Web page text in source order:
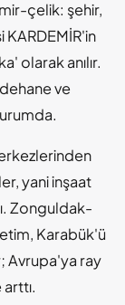
çelik: şehir,
olarak anılır.
ve
yani inşaat
Zonguldak-
Karabük'ü
Avrupa'ya ray